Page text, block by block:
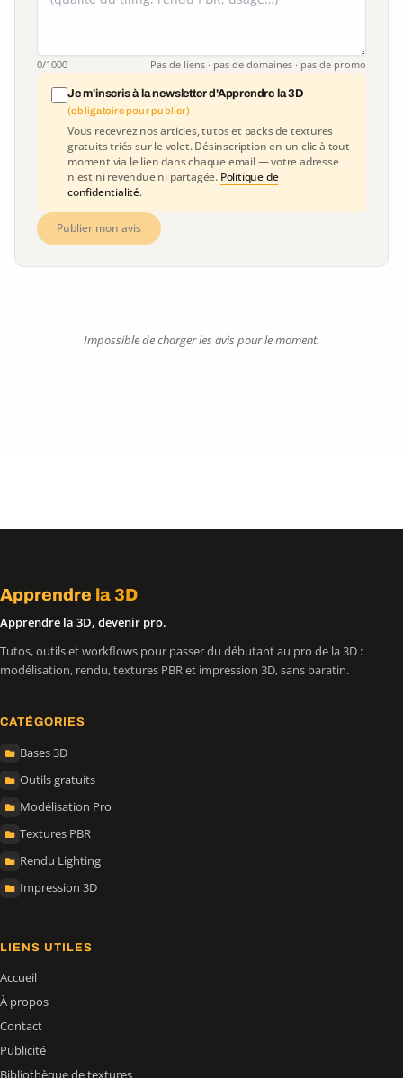
0/1000 Pas de liens · pas de domaines · pas de promo
Je m'inscris à la newsletter d'Apprendre la 3D
(obligatoire pour publier)
Vous recevrez nos articles, tutos et packs de textures
gratuits triés sur le volet. Désinscription en un clic à tout
moment via le lien dans chaque email — votre adresse
n'est ni revendue ni partagée. Politique de
confidentialité.
Publier mon avis
Impossible de charger les avis pour le moment.
Apprendre la 3D
Apprendre la 3D, devenir pro.
Tutos, outils et workflows pour passer du débutant au pro de la 3D :
modélisation, rendu, textures PBR et impression 3D, sans baratin.
CATÉGORIES
Bases 3D
Outils gratuits
Modélisation Pro
Textures PBR
Rendu Lighting
Impression 3D
LIENS UTILES
Accueil
À propos
Contact
Publicité
Bibliothèque de textures